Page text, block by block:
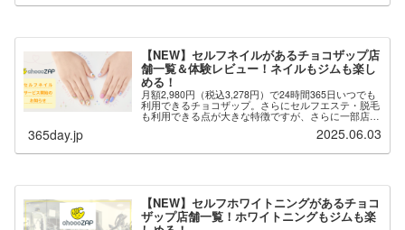
【NEW】セルフネイルがあるチョコザップ店
舗一覧＆体験レビュー！ネイルもジムも楽し
める！
月額2,980円（税込3,278円）で24時間365日いつでも
利用できるチョコザップ。さらにセルフエステ・脱毛
も利用できる点が大きな特徴ですが、さらに一部店舗
365day.jp 2025.06.03
【NEW】セルフホワイトニングがあるチョコ
ザップ店舗一覧！ホワイトニングもジムも楽